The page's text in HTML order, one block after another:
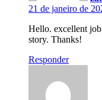
21 de janeiro de
Hello. excellent
story. Thanks!
Responder